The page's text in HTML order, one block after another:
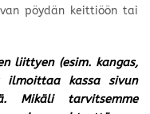
pöydän keittiöön tai
liittyen (esim. kangas,
kassa sivun
Mikäli tarvitsemme